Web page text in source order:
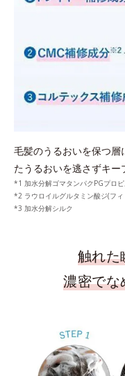
毛髪のうるおいを保つ層
たうるおいを逃さずキー
*1 加水分解ゴマタンパクPGプロ
*2 ラウロイルグルタミン酸ジ(フ
*3 加水分解シルク
触れた
濃密でな